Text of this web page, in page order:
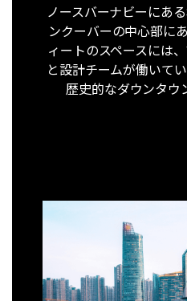
ノースバーナビーにあ
ンクーバーの中心部に
ィートのスペースには
と設計チームが働いて
歴史的なダウンタウ